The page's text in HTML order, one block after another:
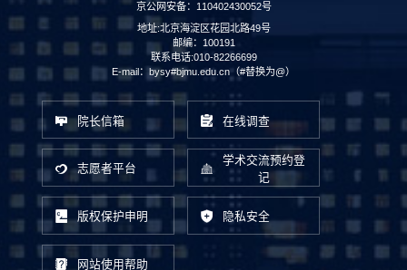
京公网安备：110402430052号
地址:北京海淀区花园北路49号
邮编：100191
联系电话:010-82266699
E-mail：bysy#bjmu.edu.cn（#替换为@）
院长信箱 在线调查
志愿者平台
学术交流预约登
记
版权保护申明 隐私安全
网站使用帮助